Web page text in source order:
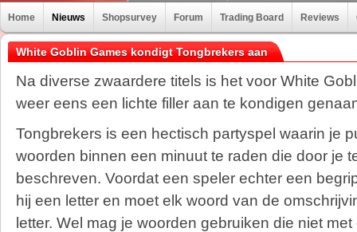
Home Nieuws Shopsurvey Forum Trading Board Reviews
White Goblin Games kondigt Tongbrekers aan
Na diverse zwaardere titels is het voor White
weer eens een lichte filler aan te kondigen
Tongbrekers is een hectisch partyspel waarin je
woorden binnen een minuut te raden die door je
beschreven. Voordat een speler echter een
hij een letter en moet elk woord van de
letter. Wel mag je woorden gebruiken die niet